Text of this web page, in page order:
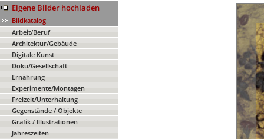
Eigene Bilder hochladen
Bildkatalog
Arbeit/Beruf
Architektur/Gebäude
Digitale Kunst
Doku/Gesellschaft
Ernährung
Experimente/Montagen
Freizeit/Unterhaltung
Gegenstände / Objekte
Grafik / Illustrationen
Jahreszeiten